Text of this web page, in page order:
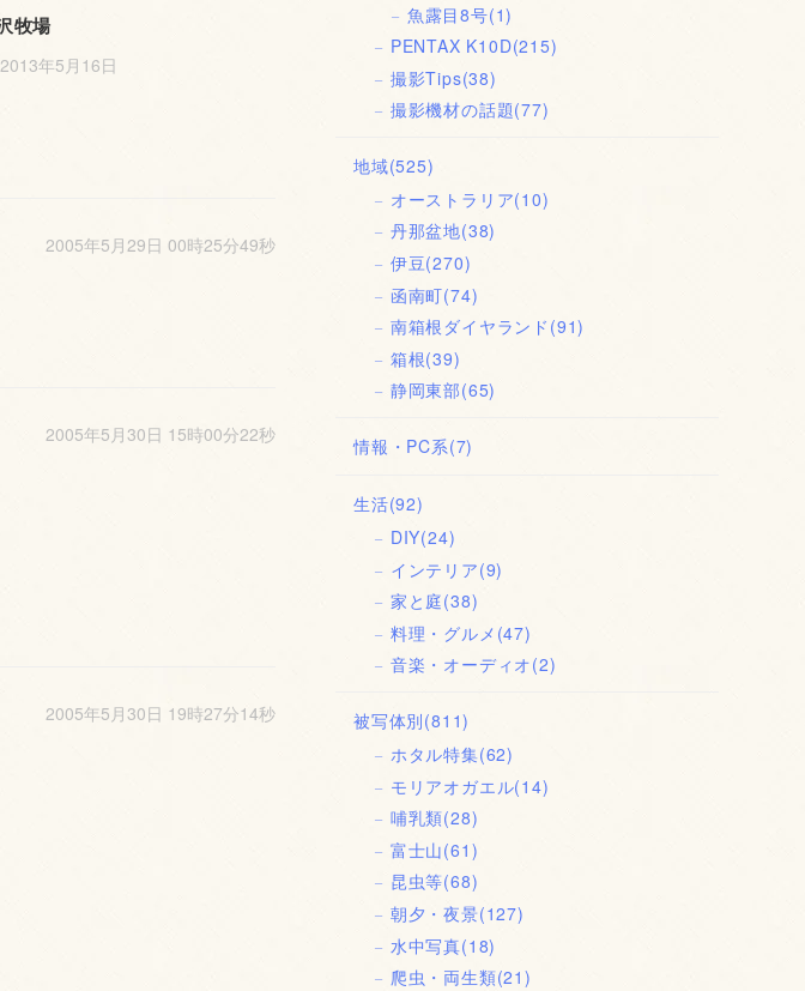
牧場
2013年5月16日
2005年5月29日 00時25分49秒
2005年5月30日 15時00分22秒
2005年5月30日 19時27分14秒
魚露目8号(1)
PENTAX K10D(215)
撮影Tips(38)
撮影機材の話題(77)
地域(525)
オーストラリア(10)
丹那盆地(38)
伊豆(270)
函南町(74)
南箱根ダイヤランド (91)
箱根(39)
静岡東部(65)
情報・PC系(7)
生活(92)
DIY(24)
インテリア(9)
家と庭(38)
料理・グルメ (47)
音楽・オーディオ(2)
被写体別(811)
ホタル特集(62)
モリアオガエル(14)
哺乳類(28)
富士山(61)
昆虫等(68)
朝夕・夜景(127)
水中写真(18)
爬虫・両生類(21)